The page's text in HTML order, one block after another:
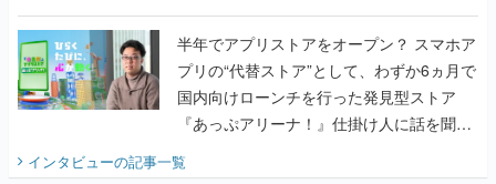
国内向けローンチを行った発見型ストア
『あっぷアリーナ！』仕掛け人に話を聞い
てみた
インタビューの記事一覧
『アビス』は、ひとつの奇跡だった──膨大